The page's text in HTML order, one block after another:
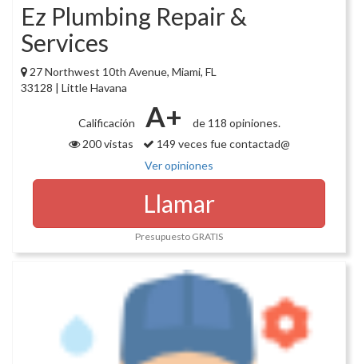
Ez Plumbing Repair &
Services
27 Northwest 10th Avenue, Miami, FL
33128 | Little Havana
Calificación A+
de 118 opiniones.
200 vistas
149 veces fue contactad@
Ver opiniones
Llamar
Presupuesto GRATIS